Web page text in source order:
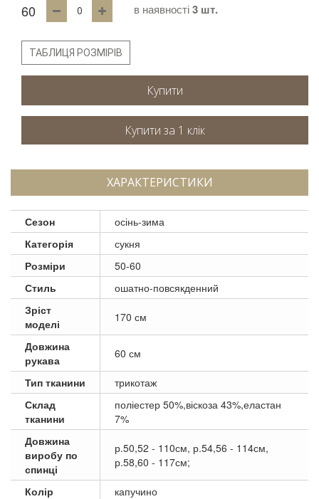
60 в наявності3 шт.
ТАБЛИЦЯ РОЗМІРІВ
Купити
ХАРАКТЕРИСТИКИ
Сезон
осінь-зима
Категорія
сукня
Розміри
50-60
Стиль
ошатно-повсякденний
Зріст
моделі
170 см
Довжина
рукава
60 см
Тип тканини
трикотаж
Склад
тканини
поліестер 50%,віскоза 43%,еластан
7%
Довжина
виробу по
спинці
р.50,52 - 110см, р.54,56 - 114см,
р.58,60 - 117см;
Колір капучино